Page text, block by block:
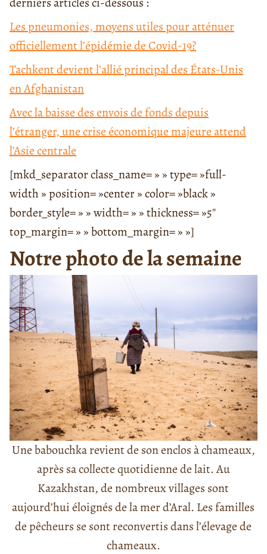
Les pneumonies, moyens utiles pour atténuer
officiellement l’épidémie de Covid-19?
Tachkent devient l’allié principal des États-Unis
en Afghanistan
Avec la baisse des envois de fonds depuis
l’étranger, une crise économique majeure attend
l’Asie centrale
[mkd_separator class_name= » » type= »full-
width » position= »center » color= »black »
border_style= » » width= » » thickness= »5″
top_margin= » » bottom_margin= » »]
Notre photo de la semaine
Une babouchka revient de son enclos à chameaux,
après sa collecte quotidienne de lait. Au
Kazakhstan, de nombreux villages sont
aujourd’hui éloignés de la mer d’Aral. Les familles
de pêcheurs se sont reconvertis dans l’élevage de
chameaux.